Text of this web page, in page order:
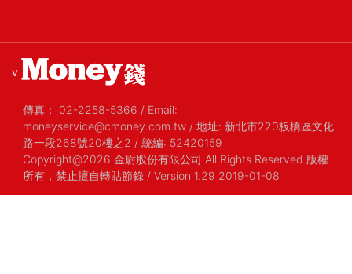
v
傳真： 02-2258-5366 / Email:
moneyservice@cmoney.com.tw / 地址: 新北市220板橋區文化
路一段268號20樓之2 / 統編: 52420159
Copyright@2026 金尉股份有限公司 All Rights Reserved 版權
所有，禁止擅自轉貼節錄 / Version 1.29 2019-01-08